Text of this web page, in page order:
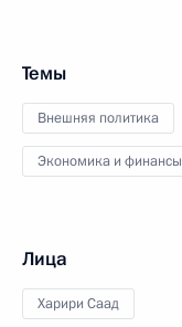
Темы
Внешняя политика
Экономика и финансы
Лица
Харири Саад